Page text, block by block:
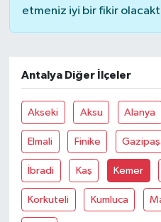
etmeniz iyi bir fikir
Antalya Diğer İlçeler
Akseki Aksu Alanya
Elmali Finike
İbradi Kaş Kemer
Korkuteli Kumluca